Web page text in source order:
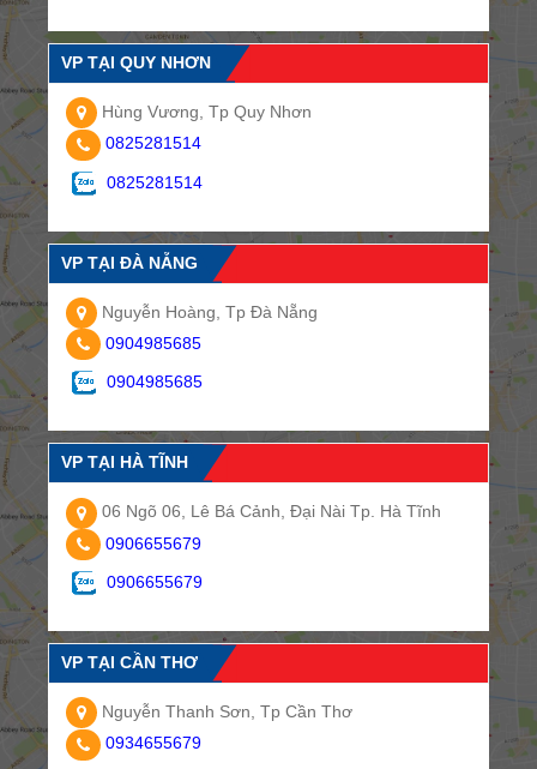
VP TẠI QUY NHƠN
Hùng Vương, Tp Quy Nhơn
0825281514
0825281514
VP TẠI ĐÀ NẴNG
Nguyễn Hoàng, Tp Đà Nẵng
0904985685
0904985685
VP TẠI HÀ TĨNH
06 Ngõ 06, Lê Bá Cảnh, Đại Nài Tp. Hà Tĩnh
0906655679
0906655679
VP TẠI CẦN THƠ
Nguyễn Thanh Sơn, Tp Cần Thơ
0934655679